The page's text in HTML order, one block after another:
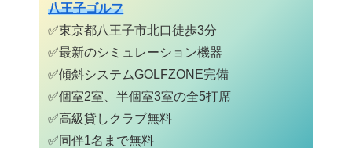
八王子ゴルフ
✅東京都八王子市北口徒歩3分
✅最新のシミュレーション機器
✅傾斜システムGOLFZONE完備
✅個室2室、半個室3室の全5打席
✅高級貸しクラブ無料
✅同伴1名まで無料